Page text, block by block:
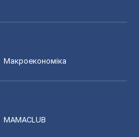
Макроекономіка
MAMACLUB